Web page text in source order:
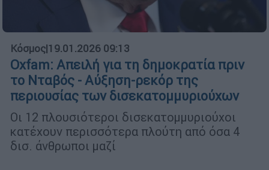
Κόσμος|19.01.2026 09:13
Oxfam: Απειλή για τη δημοκρατία πριν
το Νταβός - Αύξηση-ρεκόρ της
περιουσίας των δισεκατομμυριούχων
Οι 12 πλουσιότεροι δισεκατομμυριούχοι
κατέχουν περισσότερα πλούτη από όσα 4
δισ. άνθρωποι μαζί